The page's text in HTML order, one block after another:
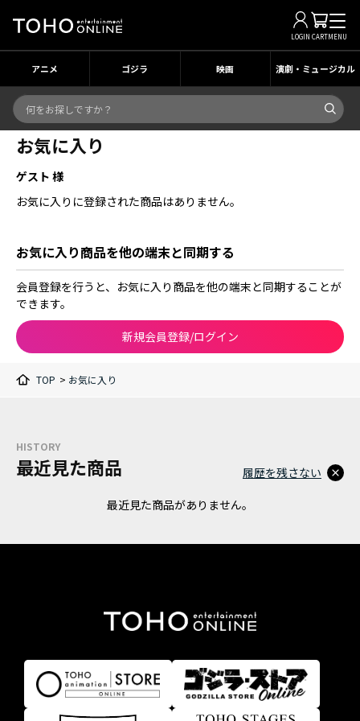
LOGIN CARTMENU
アニメ ゴジラ 映画 演劇・ミュージカル
お気に入り
ゲスト 様
お気に入りに登録された商品はありません。
お気に入り商品を他の端末と同期する
会員登録を行うと、お気に入り商品を他の端末と同期することが
できます。
新規会員登録/ログイン
TOP > お気に入り
HISTORY
最近見た商品
最近見た商品がありません。
履歴を残さない